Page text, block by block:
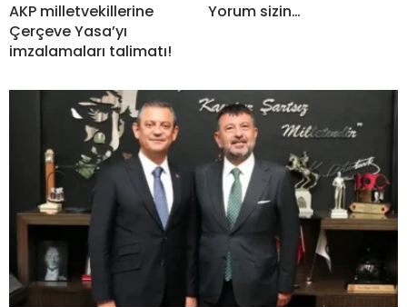
AKP milletvekillerine
Çerçeve Yasa’yı
imzalamaları talimatı!
Yorum sizin…